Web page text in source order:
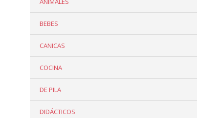
BEBES
CANICAS
COCINA
DE PILA
DIDÁCTICOS